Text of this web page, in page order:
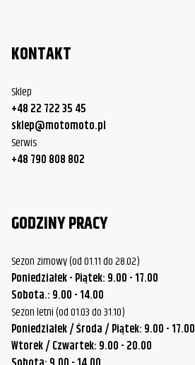
KONTAKT
Sklep
+48 22 722 35 45
sklep@motomoto.pl
Serwis
+48 790 808 802
GODZINY PRACY
Sezon zimowy (od 01.11 do 28.02)
Poniedziałek - Piątek: 9.00 - 17.00
Sobota.: 9.00 - 14.00
Sezon letni (od 01.03 do 31.10)
Poniedziałek / Środa / Piątek: 9.00 - 17.00
Wtorek / Czwartek: 9.00 - 20.00